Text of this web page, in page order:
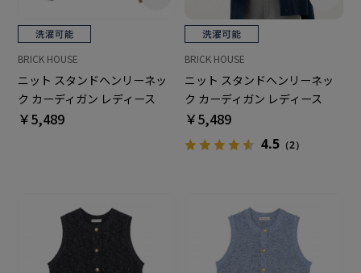
BRICK HOUSE
ニット スタンドヘンリーネッ
ク カーディガン レディース
￥5,489
BRICK HOUSE
ニット スタンドヘンリーネッ
ク カーディガン レディース
￥5,489
4.5 （2）